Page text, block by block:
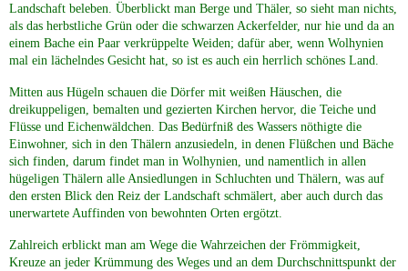
Landschaft beleben. Überblickt man Berge und Thäler, so sieht man nichts,
als das herbstliche Grün oder die schwarzen Ackerfelder, nur hie und da an
einem Bache ein Paar verkrüppelte Weiden; dafür aber, wenn Wolhynien
mal ein lächelndes Gesicht hat, so ist es auch ein herrlich schönes Land.
Mitten aus Hügeln schauen die Dörfer mit weißen Häuschen, die
dreikuppeligen, bemalten und gezierten Kirchen hervor, die Teiche und
Flüsse und Eichenwäldchen. Das Bedürfniß des Wassers nöthigte die
Einwohner, sich in den Thälern anzusiedeln, in denen Flüßchen und Bäche
sich finden, darum findet man in Wolhynien, und namentlich in allen
hügeligen Thälern alle Ansiedlungen in Schluchten und Thälern, was auf
den ersten Blick den Reiz der Landschaft schmälert, aber auch durch das
unerwartete Auffinden von bewohnten Orten ergötzt.
Zahlreich erblickt man am Wege die Wahrzeichen der Frömmigkeit,
Kreuze an jeder Krümmung des Weges und an dem Durchschnittspunkt der